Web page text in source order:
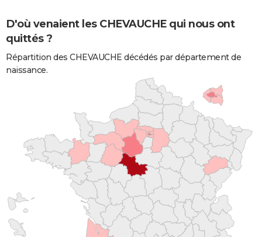
D'où venaient les CHEVAUCHE qui nous ont
quittés ?
Répartition des CHEVAUCHE décédés par département de
naissance.